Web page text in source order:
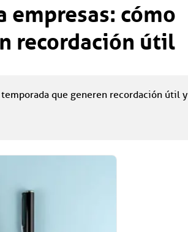
empresas: cómo
recordación útil
que generen recordación útil y